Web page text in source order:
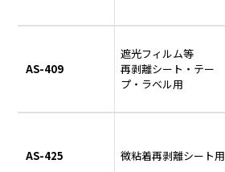
AS-409
遮光フィルム等
再剥離シート・テー
プ・ラベル用
AS-425 微粘着再剥離シート用